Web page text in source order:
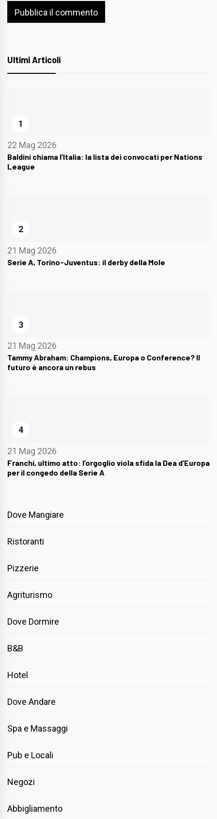
Ultimi Articoli
1
22 Mag 2026
Baldini chiama l’Italia: la lista dei convocati per Nations
League
2
21 Mag 2026
Serie A, Torino-Juventus: il derby della Mole
3
21 Mag 2026
Tammy Abraham: Champions, Europa o Conference? Il
futuro è ancora un rebus
4
21 Mag 2026
Franchi, ultimo atto: l’orgoglio viola sfida la Dea d’Europa
per il congedo della Serie A
Dove Mangiare
Ristoranti
Pizzerie
Agriturismo
Dove Dormire
B&B
Hotel
Dove Andare
Spa e Massaggi
Pub e Locali
Negozi
Abbigliamento